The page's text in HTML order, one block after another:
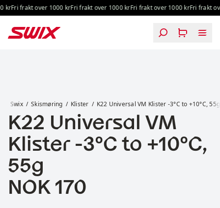
Hopp til innhold
krFri frakt over 1000 krFri frakt over 1000 krFri frakt over 1000 krFri frakt
Swix Skismøring Klister K22 Universal VM Klister -3°C to +10°C, 55g
K22 Universal VM
Klister -3°C to +10°C,
55g
Pris:
NOK 170